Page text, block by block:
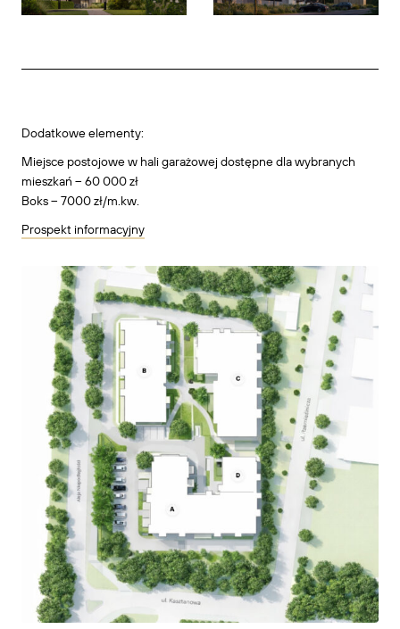
Dodatkowe elementy:
Miejsce postojowe w hali garażowej dostępne dla wybranych
mieszkań – 60 000 zł
Boks – 7000 zł/m.kw.
Prospekt informacyjny